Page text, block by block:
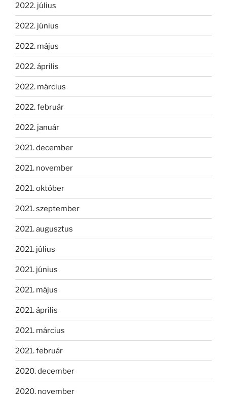
2022. július
2022. június
2022. május
2022. április
2022. március
2022. február
2022. január
2021. december
2021. november
2021. október
2021. szeptember
2021. augusztus
2021. július
2021. június
2021. május
2021. április
2021. március
2021. február
2020. december
2020. november